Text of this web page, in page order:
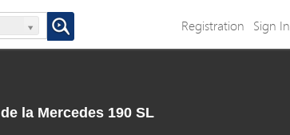
Registration Sign In
la Mercedes 190 SL